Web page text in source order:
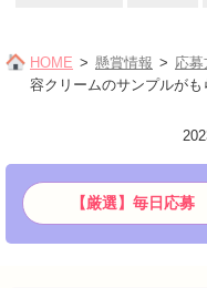
HOME 懸賞情報 応
容クリームのサンプルがも
【厳選】毎日応募